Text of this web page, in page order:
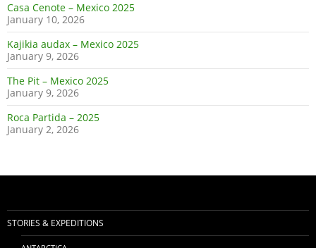
Casa Cenote – Mexico 2025
January 10, 2026
Kajikia audax – Mexico 2025
January 9, 2026
The Pit – Mexico 2025
January 9, 2026
Roca Partida – 2025
January 2, 2026
STORIES & EXPEDITIONS